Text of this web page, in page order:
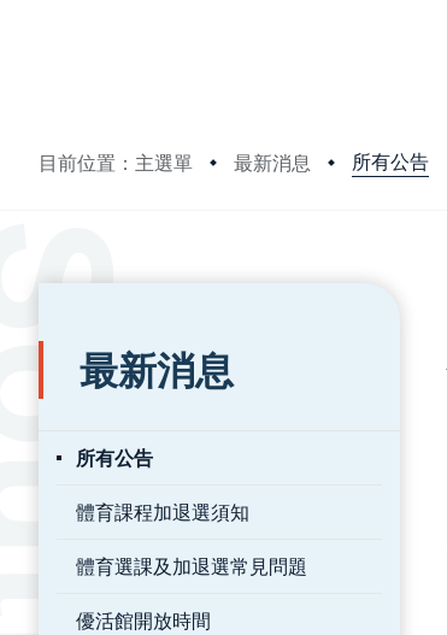
目前位置：主選單 最新消息 所有公告
:::
最新消息
所有公告
體育課程加退選須知
體育選課及加退選常見問題
優活館開放時間